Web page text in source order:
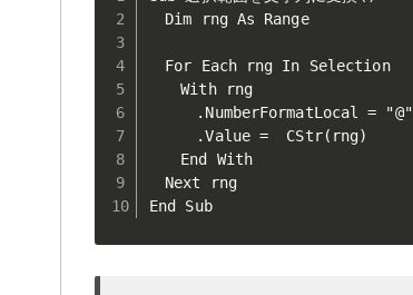
Dim rng As Range
For Each rng In Selection
With rng
.NumberFormatLocal = "@"
.Value =  CStr(rng)
End With
Next rng
End Sub